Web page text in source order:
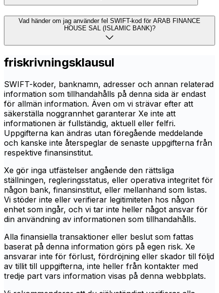
Vad händer om jag använder fel SWIFT-kod för ARAB FINANCE
HOUSE SAL (ISLAMIC BANK)?
friskrivningsklausul
SWIFT-koder, banknamn, adresser och annan relaterad
information som tillhandahålls på denna sida är endast
för allmän information. Även om vi strävar efter att
säkerställa noggrannhet garanterar Xe inte att
informationen är fullständig, aktuell eller felfri.
Uppgifterna kan ändras utan föregående meddelande
och kanske inte återspeglar de senaste uppgifterna från
respektive finansinstitut.
Xe gör inga utfästelser angående den rättsliga
ställningen, regleringsstatus, eller operativa integritet för
någon bank, finansinstitut, eller mellanhand som listas.
Vi stöder inte eller verifierar legitimiteten hos någon
enhet som ingår, och vi tar inte heller något ansvar för
din användning av informationen som tillhandahålls.
Alla finansiella transaktioner eller beslut som fattas
baserat på denna information görs på egen risk. Xe
ansvarar inte för förlust, fördröjning eller skador till följd
av tillit till uppgifterna, inte heller från kontakter med
tredje part vars information visas på denna webbplats.